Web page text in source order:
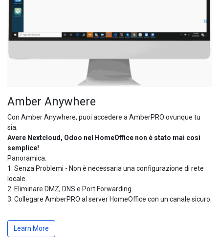
Amber Anywhere
Con Amber Anywhere, puoi accedere a AmberPRO ovunque tu
sia.
Avere Nextcloud, Odoo nel HomeOffice non è stato mai così
semplice!
Panoramica:
1. Senza Problemi - Non è necessaria una configurazione di rete
locale.
2. Eliminare DMZ, DNS e Port Forwarding.
3. Collegare AmberPRO al server HomeOffice con un canale sicuro.
Learn More